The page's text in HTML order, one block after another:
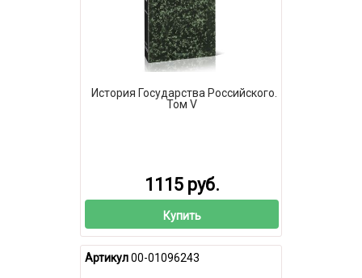
История Государства Российского.
Том V
1115 руб.
Купить
Артикул00-01096243